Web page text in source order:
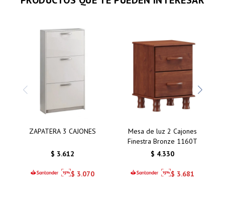
ZAPATERA 3 CAJONES
$ 3.612
$ 3.070
Mesa de luz 2 Cajones
Finestra Bronze 1160T
$ 4.330
$ 3.681